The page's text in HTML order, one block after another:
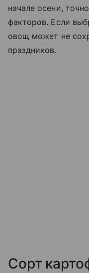
начале осени,
факторов. Если
овощ может не
праздников.
Сорт